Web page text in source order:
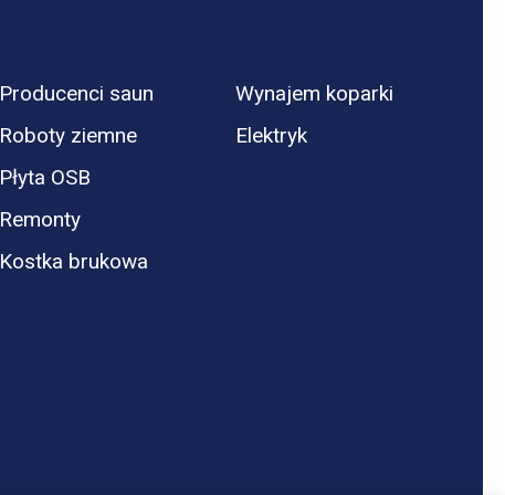
Producenci saun
Roboty ziemne
Płyta OSB
Remonty
Kostka brukowa
Wynajem koparki
Elektryk